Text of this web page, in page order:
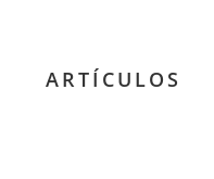
ARTÍCULOS